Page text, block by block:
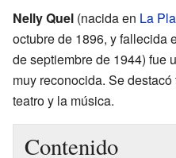
Nelly Quel (nacida en La
octubre de 1896, y fallecida
de septiembre de 1944) fue
muy reconocida. Se
teatro y la música.
Contenido